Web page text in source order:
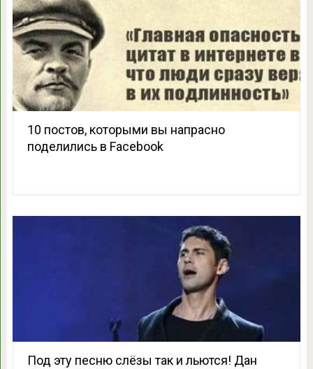
10 постов, которыми вы напрасно
поделились в Facebook
Под эту песню слёзы так и льются! Дан